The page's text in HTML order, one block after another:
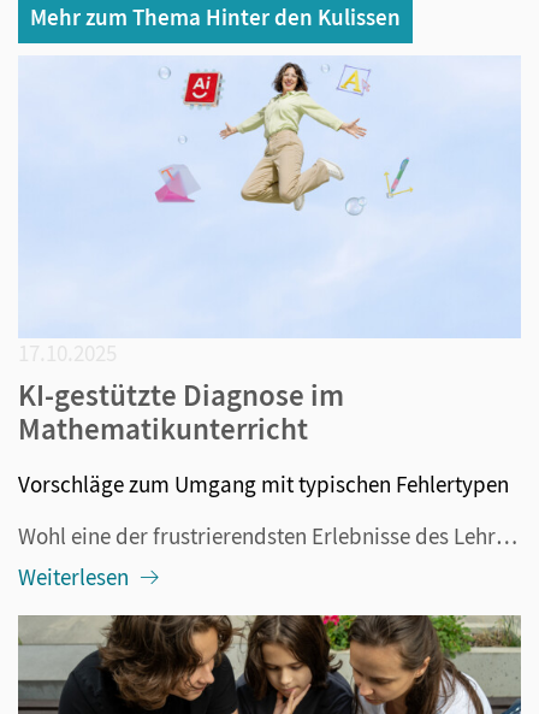
Mehr zum Thema Hinter den Kulissen
KI-gestützte Diagnose im
Mathematikunterricht
Vorschläge zum Umgang mit typischen Fehlertypen
Wohl eine der frustrierendsten Erlebnisse des Lehrerberufes ist die Korrektur einer Klassenarbeit, bei der Schülerinnen und Schüler auch bei einfachen Aufgaben Fehler machen, mit denen man vorher nicht gerechnet hat. Mit fortschreitender Komplexität der mathematischen Inhalte wird es für Schülerinne...
Weiterlesen